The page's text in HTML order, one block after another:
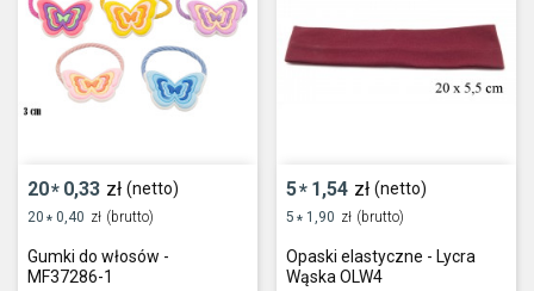
20* 0,33 zł (netto)
20 * 0,40 zł (brutto)
Gumki do włosów -
MF37286-1
5* 1,54 zł (netto)
5 * 1,90 zł (brutto)
Opaski elastyczne - Lycra
Wąska OLW4